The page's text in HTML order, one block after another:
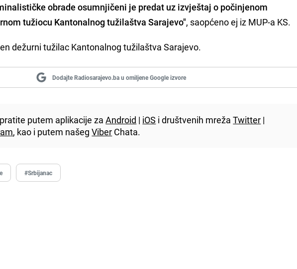
obrade osumnjičeni je predat uz izvještaj o počinjenom
tužiocu Kantonalnog tužilaštva Sarajevo", saopćeno ej iz MUP-a KS.
dežurni tužilac Kantonalnog tužilaštva Sarajevo.
Dodajte Radiosarajevo.ba u omiljene Google izvore
pratite putem aplikacije zaAndroid | iOS i društvenih mrežaTwitter |
, kao i putem našegViber Chata.
#Srbijanac